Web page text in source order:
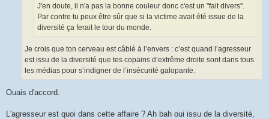
J'en doute, il n'a pas la bonne couleur donc c'est un "fait divers".
Par contre tu peux être sûr que si la victime avait été issue de la
diversité ça ferait le tour du monde.
Je crois que ton cerveau est câblé à l’envers : c’est quand l’agresseur
est issu de la diversité que tes copains d’extrême droite sont dans tous
les médias pour s’indigner de l’insécurité galopante.
Ouais d'accord.
L'agresseur est quoi dans cette affaire ? Ah bah oui issu de la diversité,